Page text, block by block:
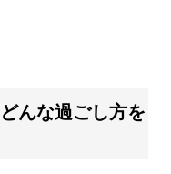
んな過ごし方を